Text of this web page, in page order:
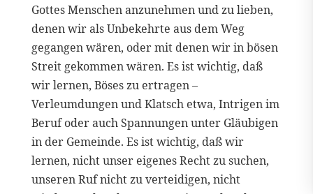
Gottes Menschen anzunehmen und zu lieben,
denen wir als Unbekehrte aus dem Weg
gegangen wären, oder mit denen wir in bösen
Streit gekommen wären. Es ist wichtig, daß
wir lernen, Böses zu ertragen –
Verleumdungen und Klatsch etwa, Intrigen im
Beruf oder auch Spannungen unter Gläubigen
in der Gemeinde. Es ist wichtig, daß wir
lernen, nicht unser eigenes Recht zu suchen,
unseren Ruf nicht zu verteidigen, nicht